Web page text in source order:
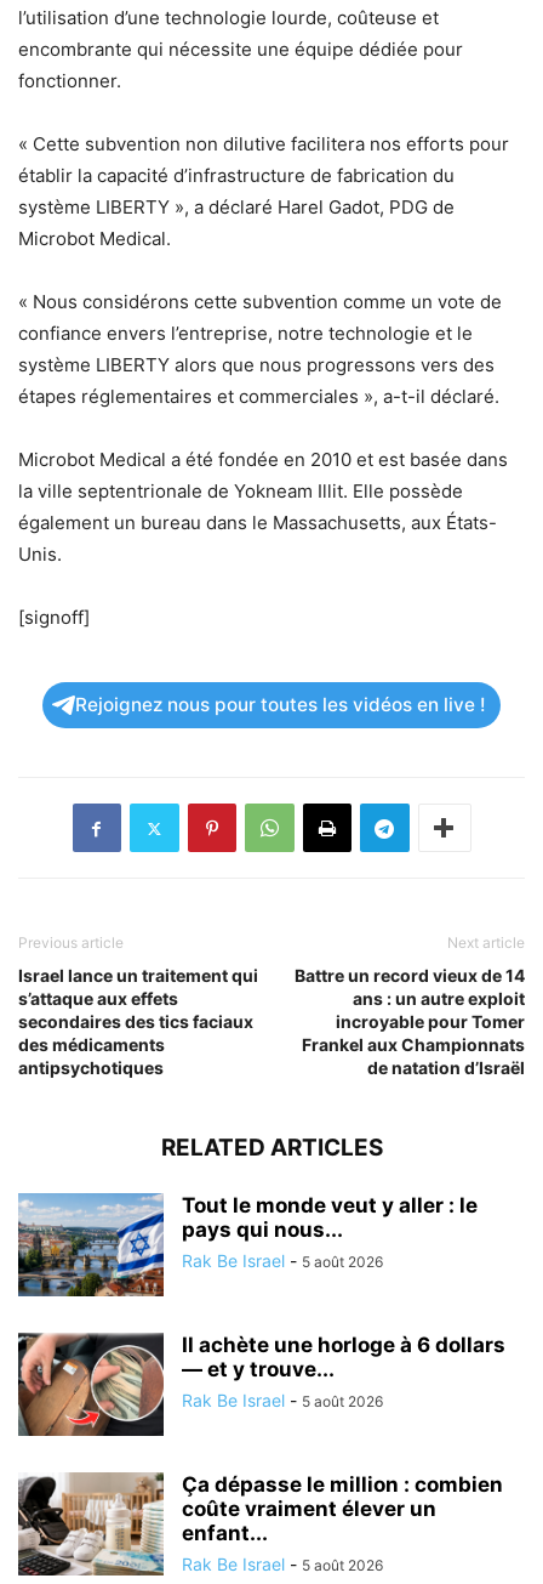
l’utilisation d’une technologie lourde, coûteuse et
encombrante qui nécessite une équipe dédiée pour
fonctionner.
« Cette subvention non dilutive facilitera nos efforts pour
établir la capacité d’infrastructure de fabrication du
système LIBERTY », a déclaré Harel Gadot, PDG de
Microbot Medical.
« Nous considérons cette subvention comme un vote de
confiance envers l’entreprise, notre technologie et le
système LIBERTY alors que nous progressons vers des
étapes réglementaires et commerciales », a-t-il déclaré.
Microbot Medical a été fondée en 2010 et est basée dans
la ville septentrionale de Yokneam Illit. Elle possède
également un bureau dans le Massachusetts, aux États-
Unis.
[signoff]
Rejoignez nous pour toutes les vidéos en live !
Previous article
Israel lance un traitement qui
s’attaque aux effets
secondaires des tics faciaux
des médicaments
antipsychotiques
Next article
Battre un record vieux de 14
ans : un autre exploit
incroyable pour Tomer
Frankel aux Championnats
de natation d’Israël
RELATED ARTICLES
Tout le monde veut y aller : le
pays qui nous...
Rak Be Israel - 5 août 2026
Il achète une horloge à 6 dollars
— et y trouve...
Rak Be Israel - 5 août 2026
Ça dépasse le million : combien
coûte vraiment élever un
enfant...
Rak Be Israel - 5 août 2026